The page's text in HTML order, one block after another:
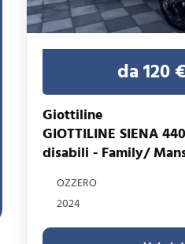
da 120
Giottiline
GIOTTILINE SIENA
disabili - Family/
OZZERO
2024